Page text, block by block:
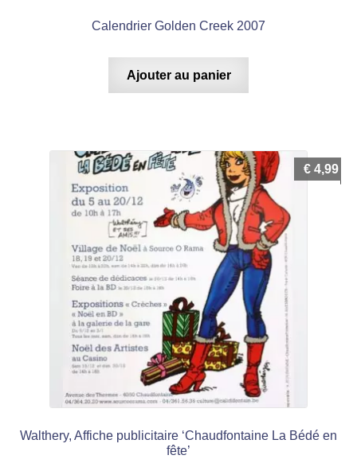
Calendrier Golden Creek 2007
Ajouter au panier
Walthery, Affiche publicitaire ‘Chaudfontaine La Bédé en
fête’
€ 4,99